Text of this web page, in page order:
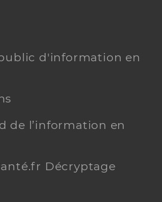
d'information en
de l’information en
Décryptage